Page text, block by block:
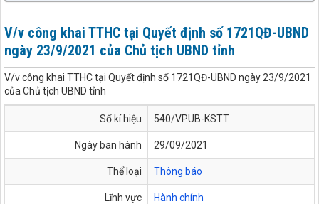
V/v công khai TTHC tại Quyết định số 1721QĐ-UBND
ngày 23/9/2021 của Chủ tịch UBND tỉnh
V/v công khai TTHC tại Quyết định số 1721QĐ-UBND ngày 23/9/2021
của Chủ tịch UBND tỉnh
Số kí hiệu 540/VPUB-KSTT
Ngày ban hành 29/09/2021
Thể loại Thông báo
Lĩnh vực Hành chính